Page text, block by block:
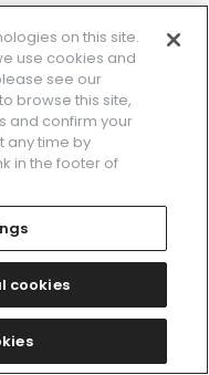
11 次
on this site.
use cookies and
see our
browse this site,
and confirm your
any time by
in the footer of
cookies